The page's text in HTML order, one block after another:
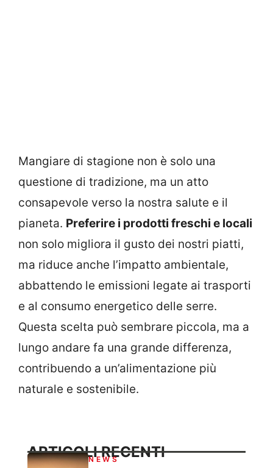
Mangiare di stagione non è solo una
questione di tradizione, ma un atto
consapevole verso la nostra salute e il
pianeta. Preferire i prodotti freschi e locali
non solo migliora il gusto dei nostri piatti,
ma riduce anche l’impatto ambientale,
abbattendo le emissioni legate ai trasporti
e al consumo energetico delle serre.
Questa scelta può sembrare piccola, ma a
lungo andare fa una grande differenza,
contribuendo a un’alimentazione più
naturale e sostenibile.
ARTICOLI RECENTI
NEWS